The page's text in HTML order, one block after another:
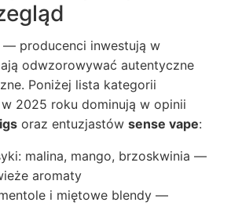
— producenci inwestują w
odwzorowywać autentyczne
Poniżej lista kategorii
2025 roku dominują w opinii
oraz entuzjastów sense vape:
malina, mango, brzoskwinia —
aromaty
i miętowe blendy —